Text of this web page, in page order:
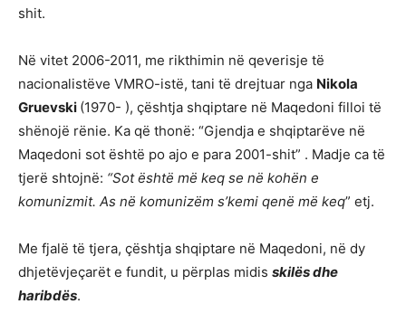
shit.
Në vitet 2006-2011, me rikthimin në qeverisje të
nacionalistëve VMRO-istë, tani të drejtuar nga Nikola
Gruevski (1970- ), çështja shqiptare në Maqedoni filloi të
shënojë rënie. Ka që thonë: “Gjendja e shqiptarëve në
Maqedoni sot është po ajo e para 2001-shit” . Madje ca të
tjerë shtojnë: “Sot është më keq se në kohën e
komunizmit. As në komunizëm s’kemi qenë më keq” etj.
Me fjalë të tjera, çështja shqiptare në Maqedoni, në dy
dhjetëvjeçarët e fundit, u përplas midis skilës dhe
haribdës.